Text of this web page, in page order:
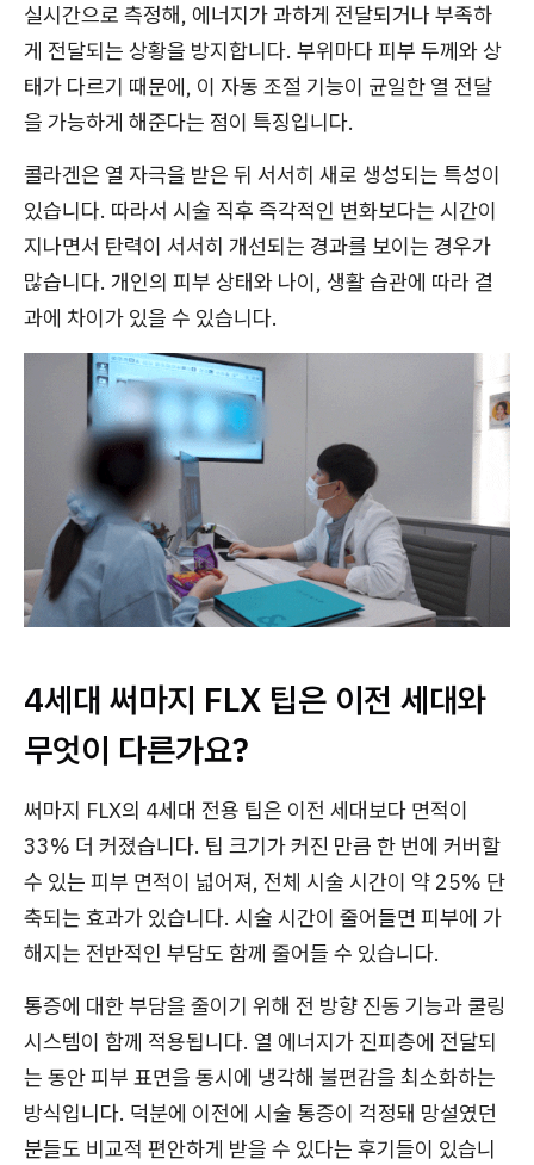
실시간으로 측정해, 에너지가 과하게 전달되거나 부족하
게 전달되는 상황을 방지합니다. 부위마다 피부 두께와 상
태가 다르기 때문에, 이 자동 조절 기능이 균일한 열 전달
을 가능하게 해준다는 점이 특징입니다.
콜라겐은 열 자극을 받은 뒤 서서히 새로 생성되는 특성이
있습니다. 따라서 시술 직후 즉각적인 변화보다는 시간이
지나면서 탄력이 서서히 개선되는 경과를 보이는 경우가
많습니다. 개인의 피부 상태와 나이, 생활 습관에 따라 결
과에 차이가 있을 수 있습니다.
4세대 써마지 FLX 팁은 이전 세대와
무엇이 다른가요?
써마지 FLX의 4세대 전용 팁은 이전 세대보다 면적이
33% 더 커졌습니다. 팁 크기가 커진 만큼 한 번에 커버할
수 있는 피부 면적이 넓어져, 전체 시술 시간이 약 25% 단
축되는 효과가 있습니다. 시술 시간이 줄어들면 피부에 가
해지는 전반적인 부담도 함께 줄어들 수 있습니다.
통증에 대한 부담을 줄이기 위해 전 방향 진동 기능과 쿨링
시스템이 함께 적용됩니다. 열 에너지가 진피층에 전달되
는 동안 피부 표면을 동시에 냉각해 불편감을 최소화하는
방식입니다. 덕분에 이전에 시술 통증이 걱정돼 망설였던
분들도 비교적 편안하게 받을 수 있다는 후기들이 있습니